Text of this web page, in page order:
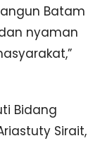
Batam
nyaman
Bidang
Sirait,